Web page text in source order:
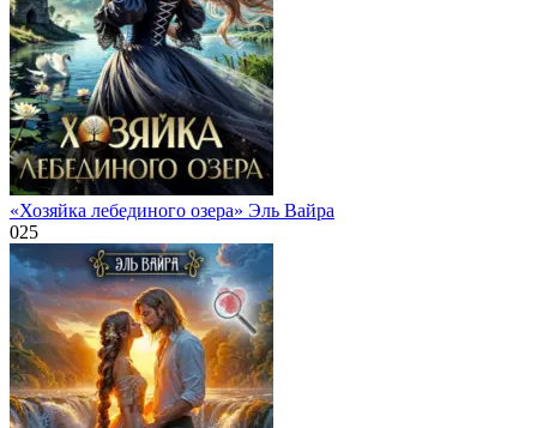
«Хозяйка лебединого озера» Эль Вайра
025